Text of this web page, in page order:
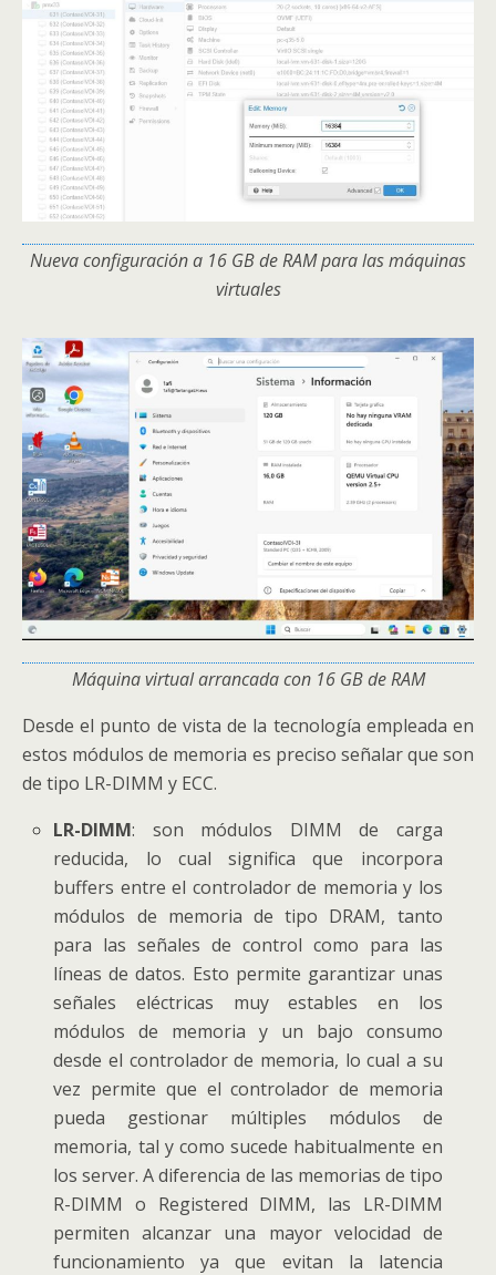
Nueva configuración a 16 GB de RAM para las máquinas
virtuales
Máquina virtual arrancada con 16 GB de RAM
Desde el punto de vista de la tecnología empleada en
estos módulos de memoria es preciso señalar que son
de tipo LR-DIMM y ECC.
LR-DIMM: son módulos DIMM de carga
reducida, lo cual significa que incorpora
buffers entre el controlador de memoria y los
módulos de memoria de tipo DRAM, tanto
para las señales de control como para las
líneas de datos. Esto permite garantizar unas
señales eléctricas muy estables en los
módulos de memoria y un bajo consumo
desde el controlador de memoria, lo cual a su
vez permite que el controlador de memoria
pueda gestionar múltiples módulos de
memoria, tal y como sucede habitualmente en
los server. A diferencia de las memorias de tipo
R-DIMM o Registered DIMM, las LR-DIMM
permiten alcanzar una mayor velocidad de
funcionamiento ya que evitan la latencia